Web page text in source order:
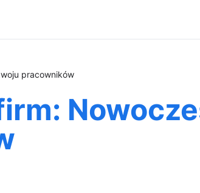
pracowników